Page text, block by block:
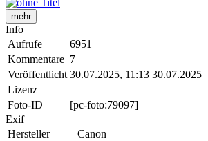
mehr
Info
Aufrufe
6951
Kommentare 7
Veröffentlicht 30.07.2025, 11:13 30.07.2025
Lizenz
Foto-ID
[pc-foto:79097]
Exif
Hersteller
Canon